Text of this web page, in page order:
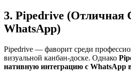
3. Pipedrive (Отличная
WhatsApp)
Pipedrive — фаворит среди
визуальной канбан-доске. Однако
нативную интеграцию с WhatsApp в